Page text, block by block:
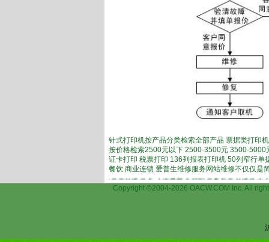
针式打印机按产品分类检索全部产品 票据类打印
按价格检索2500元以下 2500-3500元 3500-
证卡打印 税票打印 136列报表打印机 50列窄行单
餐饮 商业连锁 爱普生维修服务网站维修不仅仅是
修,上海爱普生打印机保外维修点,上海爱普生打印机售后保外维修中心,上海爱普
Copyright ©2004-2026 OACW.COM Inc. All